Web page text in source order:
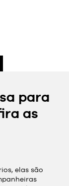
para
as
elas são